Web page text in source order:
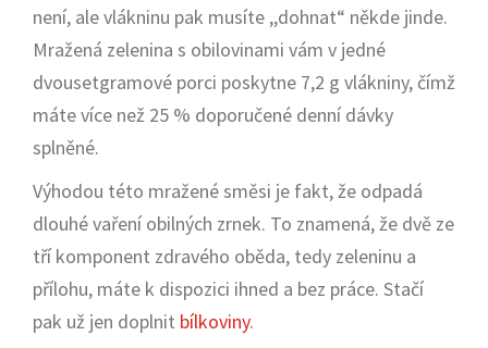
není, ale vlákninu pak musíte ,,dohnat“ někde jinde.
Mražená zelenina s obilovinami vám v jedné
dvousetgramové porci poskytne 7,2 g vlákniny, čímž
máte více než 25 % doporučené denní dávky
splněné.
Výhodou této mražené směsi je fakt, že odpadá
dlouhé vaření obilných zrnek. To znamená, že dvě ze
tří komponent zdravého oběda, tedy zeleninu a
přílohu, máte k dispozici ihned a bez práce. Stačí
pak už jen doplnit bílkoviny.